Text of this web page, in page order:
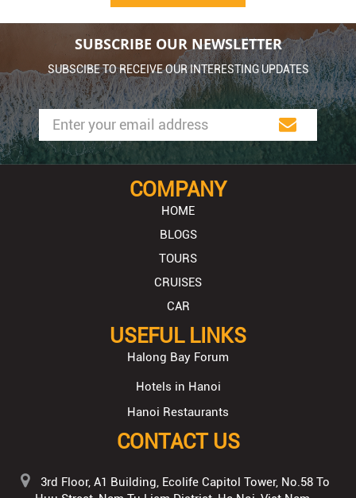
SUBSCRIBE OUR NEWSLETTER
SUBSCIBE TO RECEIVE OUR INTERESTING UPDATES
COMPANY
HOME
BLOGS
TOURS
CRUISES
CAR
USEFUL LINKS
Halong Bay Forum
Hotels in Hanoi
Hanoi Restaurants
CONTACT US
3rd Floor, A1 Building, Ecolife Capitol Tower, No.58 To